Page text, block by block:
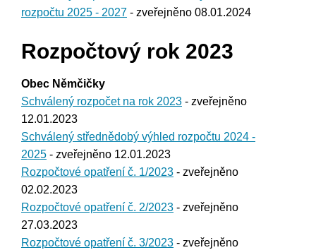
rozpočtu 2025 - 2027 - zveřejněno 08.01.2024
Rozpočtový rok 2023
Obec Němčičky
Schválený rozpočet na rok 2023 - zveřejněno
12.01.2023
Schválený střednědobý výhled rozpočtu 2024 -
2025 - zveřejněno 12.01.2023
Rozpočtové opatření č. 1/2023 - zveřejněno
02.02.2023
Rozpočtové opatření č. 2/2023 - zveřejněno
27.03.2023
Rozpočtové opatření č. 3/2023 - zveřejněno